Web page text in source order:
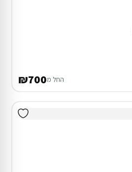
החל מ₪700